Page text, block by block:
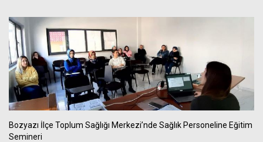
Bozyazı İlçe Toplum Sağlığı Merkezi’nde Sağlık Personeline Eğitim
Semineri